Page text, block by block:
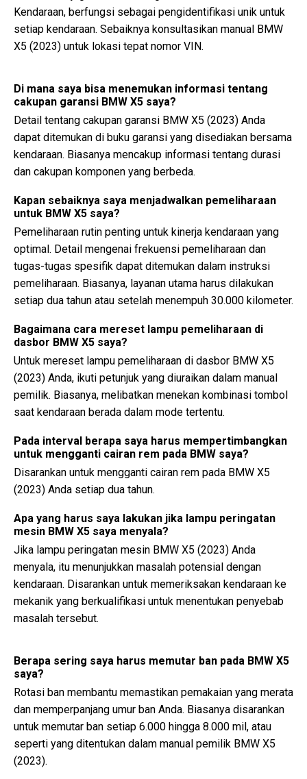
Kendaraan, berfungsi sebagai pengidentifikasi unik untuk
setiap kendaraan. Sebaiknya konsultasikan manual BMW
X5 (2023) untuk lokasi tepat nomor VIN.
Di mana saya bisa menemukan informasi tentang
cakupan garansi BMW X5 saya?
Detail tentang cakupan garansi BMW X5 (2023) Anda
dapat ditemukan di buku garansi yang disediakan bersama
kendaraan. Biasanya mencakup informasi tentang durasi
dan cakupan komponen yang berbeda.
Kapan sebaiknya saya menjadwalkan pemeliharaan
untuk BMW X5 saya?
Pemeliharaan rutin penting untuk kinerja kendaraan yang
optimal. Detail mengenai frekuensi pemeliharaan dan
tugas-tugas spesifik dapat ditemukan dalam instruksi
pemeliharaan. Biasanya, layanan utama harus dilakukan
setiap dua tahun atau setelah menempuh 30.000 kilometer.
Bagaimana cara mereset lampu pemeliharaan di
dasbor BMW X5 saya?
Untuk mereset lampu pemeliharaan di dasbor BMW X5
(2023) Anda, ikuti petunjuk yang diuraikan dalam manual
pemilik. Biasanya, melibatkan menekan kombinasi tombol
saat kendaraan berada dalam mode tertentu.
Pada interval berapa saya harus mempertimbangkan
untuk mengganti cairan rem pada BMW saya?
Disarankan untuk mengganti cairan rem pada BMW X5
(2023) Anda setiap dua tahun.
Apa yang harus saya lakukan jika lampu peringatan
mesin BMW X5 saya menyala?
Jika lampu peringatan mesin BMW X5 (2023) Anda
menyala, itu menunjukkan masalah potensial dengan
kendaraan. Disarankan untuk memeriksakan kendaraan ke
mekanik yang berkualifikasi untuk menentukan penyebab
masalah tersebut.
Berapa sering saya harus memutar ban pada BMW X5
saya?
Rotasi ban membantu memastikan pemakaian yang merata
dan memperpanjang umur ban Anda. Biasanya disarankan
untuk memutar ban setiap 6.000 hingga 8.000 mil, atau
seperti yang ditentukan dalam manual pemilik BMW X5
(2023).